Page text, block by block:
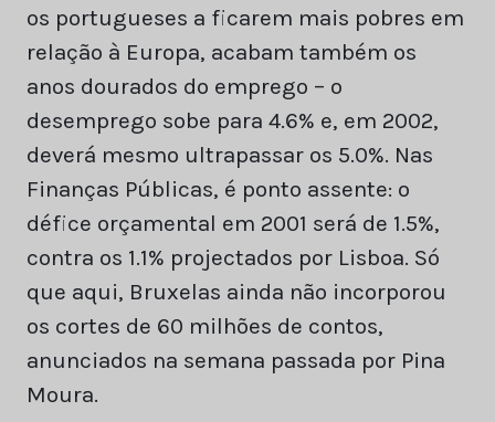
os portugueses a ficarem mais pobres em
relação à Europa, acabam também os
anos dourados do emprego – o
desemprego sobe para 4.6% e, em 2002,
deverá mesmo ultrapassar os 5.0%. Nas
Finanças Públicas, é ponto assente: o
défice orçamental em 2001 será de 1.5%,
contra os 1.1% projectados por Lisboa. Só
que aqui, Bruxelas ainda não incorporou
os cortes de 60 milhões de contos,
anunciados na semana passada por Pina
Moura.